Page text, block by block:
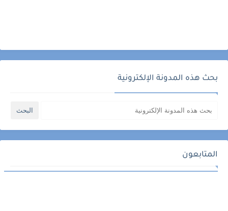
بحث هذه المدونة الإلكترونية
المتابعون